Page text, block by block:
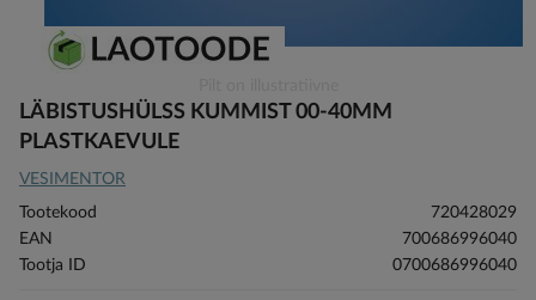
to
the
of
the
images
LÄBISTUSHÜLSS KUMMIST 00-40MM
PLASTKAEVULE
VESIMENTOR
Tootekood
720428029
EAN
700686996040
Tootja ID
0700686996040